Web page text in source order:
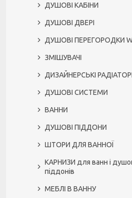
ДУШОВІ КАБІНИ
ДУШОВІ ДВЕРІ
ДУШОВІ ПЕРЕГОРОДКИ
ЗМІШУВАЧІ
ДИЗАЙНЕРСЬКІ
ДУШОВІ СИСТЕМИ
ВАННИ
ДУШОВІ ПІДДОНИ
ШТОРИ ДЛЯ ВАННОЇ
КАРНИЗИ для ванн і
піддонів
МЕБЛІ В ВАННУ